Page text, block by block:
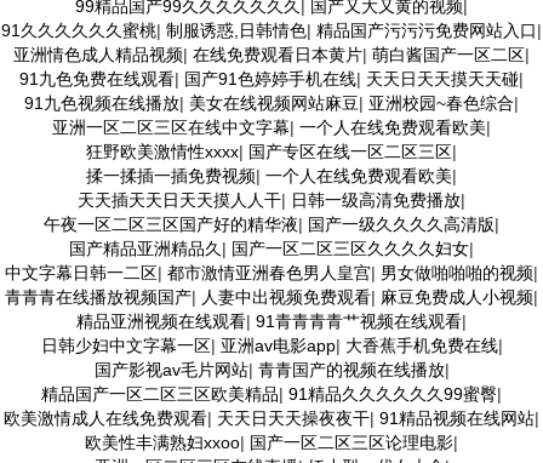
99精品国产99久久久久久久久 国产又大又黄的视频
91久久久久久久蜜桃| 制服诱惑,日韩情色| 精品国产污污污免费网站入口|
亚洲情色成人精品视频| 在线免费观看日本黄片| 萌白酱国产一区二区|
91九色免费在线观看| 国产91色婷婷手机在线| 天天日天天摸天天碰|
91九色视频在线播放| 美女在线视频网站麻豆| 亚洲校园~春色综合|
亚洲一区二区三区在线中文字幕| 一个人在线免费观看欧美|
狂野欧美激情性xxxx| 国产专区在线一区二区三区|
揉一揉插一插免费视频| 一个人在线免费观看欧美|
天天插天天日天天摸人人干| 日韩一级高清免费播放|
午夜一区二区三区国产好的精华液| 国产一级久久久久高清版|
国产精品亚洲精品久 | 国产一区二区三区久久久久妇女|
中文字幕日韩一二区| 都市激情亚洲春色男人皇宫| 男女做啪啪啪的视频|
青青青在线播放视频国产| 人妻中出视频免费观看| 麻豆免费成人小视频|
精品亚洲视频在线观看| 91青青青青艹视频在线观看|
日韩少妇中文字幕一区| 亚洲av电影app| 大香蕉手机免费在线|
国产影视av毛片网站| 青青国产的视频在线播放|
精品国产一区二区三区欧美精品| 91精品久久久久久久99蜜臀|
欧美激情成人在线免费观看| 天天日天天操夜夜干| 91精品视频在线网站|
欧美性丰满熟妇xxoo| 国产一区二区三区论理电影|